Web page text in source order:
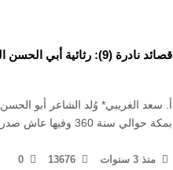
قصائد نادرة (9): رثائية أبي الحسن التهامي لابنه
أ. سعد الغريبي* وُلد الشاعر أبو
بمكة حوالي سنة 360
منذ 3 سنوات 13676
0